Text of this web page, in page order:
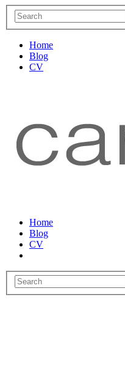
Home
Blog
CV
Home
Blog
CV